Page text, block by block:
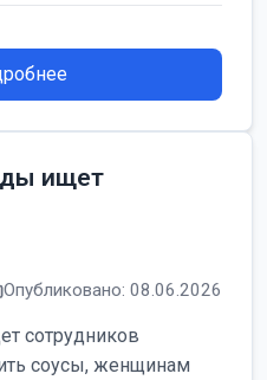
ищет
Опубликовано: 08.06.2026
сотрудников
соусы, женщинам